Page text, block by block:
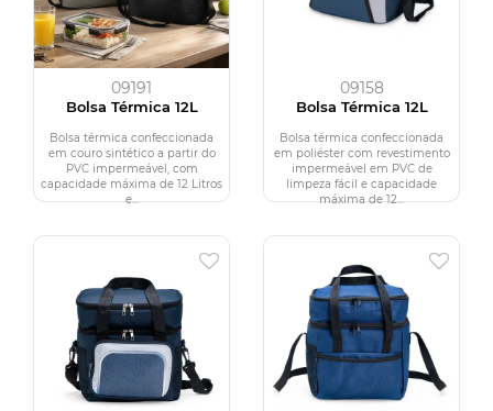
09191
Bolsa Térmica 12L
Bolsa térmica confeccionada
em couro sintético a partir do
PVC impermeável, com
capacidade máxima de 12 Litros
e...
09158
Bolsa Térmica 12L
Bolsa térmica confeccionada
em poliéster com revestimento
impermeável em PVC de
limpeza fácil e capacidade
máxima de 12...